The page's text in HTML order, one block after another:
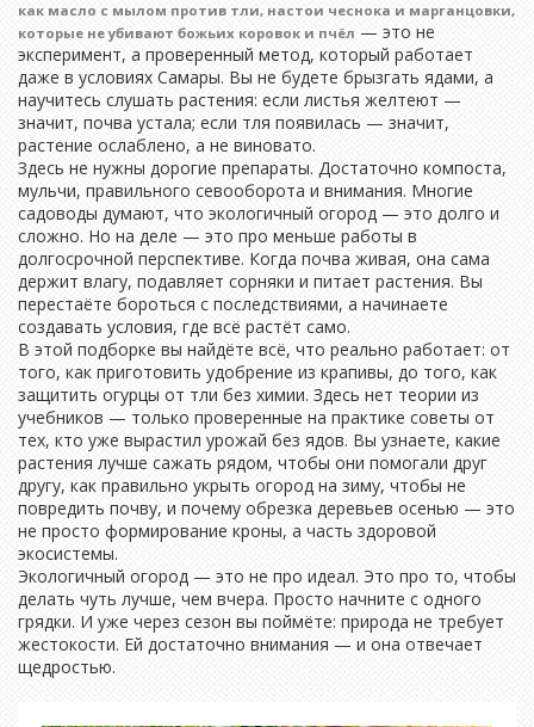
как масло с мылом против тли, настои чеснока и марганцовки,
которые не убивают божьих коровок и пчёл — это не
эксперимент, а проверенный метод, который работает
даже в условиях Самары. Вы не будете брызгать ядами, а
научитесь слушать растения: если листья желтеют —
значит, почва устала; если тля появилась — значит,
растение ослаблено, а не виновато.
Здесь не нужны дорогие препараты. Достаточно компоста,
мульчи, правильного севооборота и внимания. Многие
садоводы думают, что экологичный огород — это долго и
сложно. Но на деле — это про меньше работы в
долгосрочной перспективе. Когда почва живая, она сама
держит влагу, подавляет сорняки и питает растения. Вы
перестаёте бороться с последствиями, а начинаете
создавать условия, где всё растёт само.
В этой подборке вы найдёте всё, что реально работает: от
того, как приготовить удобрение из крапивы, до того, как
защитить огурцы от тли без химии. Здесь нет теории из
учебников — только проверенные на практике советы от
тех, кто уже вырастил урожай без ядов. Вы узнаете, какие
растения лучше сажать рядом, чтобы они помогали друг
другу, как правильно укрыть огород на зиму, чтобы не
повредить почву, и почему обрезка деревьев осенью — это
не просто формирование кроны, а часть здоровой
экосистемы.
Экологичный огород — это не про идеал. Это про то, чтобы
делать чуть лучше, чем вчера. Просто начните с одного
грядки. И уже через сезон вы поймёте: природа не требует
жестокости. Ей достаточно внимания — и она отвечает
щедростью.